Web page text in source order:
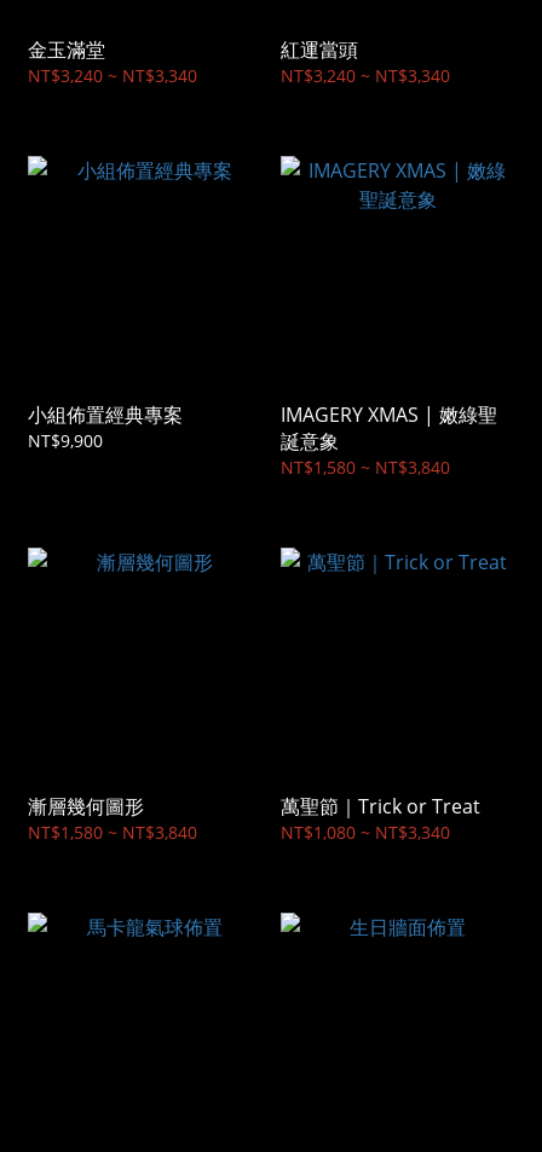
金玉滿堂
NT$3,240 ~ NT$3,340
紅運當頭
NT$3,240 ~ NT$3,340
小組佈置經典專案
NT$9,900
IMAGERY XMAS | 嫩綠聖
誕意象
NT$1,580 ~ NT$3,840
漸層幾何圖形
NT$1,580 ~ NT$3,840
萬聖節｜Trick or Treat
NT$1,080 ~ NT$3,340